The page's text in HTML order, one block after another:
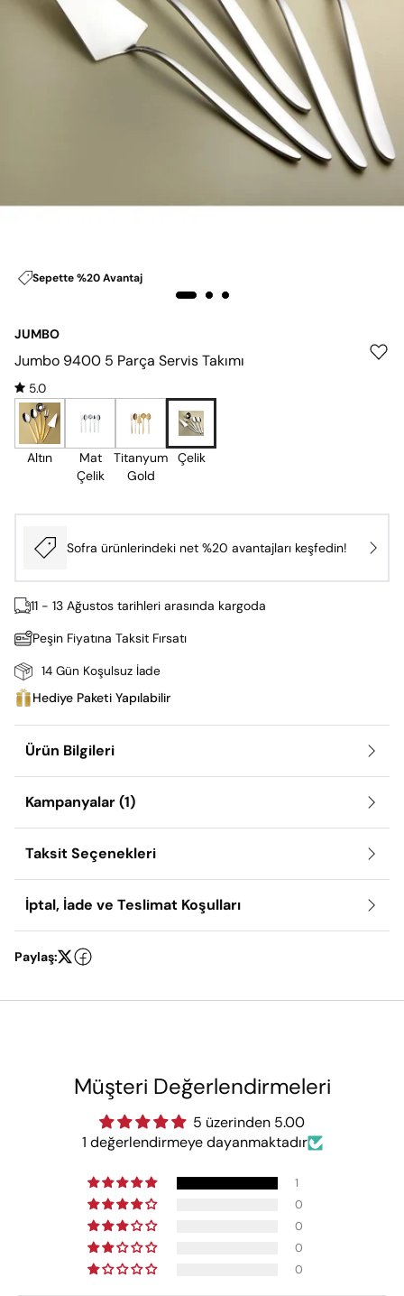
Sepette %20 Avantaj
JUMBO
Jumbo 9400 5 Parça Servis Takımı
5.0
Altın
Mat
Çelik
Titanyum
Gold
Çelik
Sofra ürünlerindeki net %20 avantajları keşfedin!
11 - 13 Ağustos tarihleri arasında kargoda
Peşin Fiyatına Taksit Fırsatı
14 Gün Koşulsuz İade
Hediye Paketi Yapılabilir
Ürün Bilgileri
Kampanyalar(1)
Taksit Seçenekleri
İptal, İade ve Teslimat Koşulları
Paylaş:
Müşteri Değerlendirmeleri
5 üzerinden 5.00
1 değerlendirmeye dayanmaktadır
1
0
0
0
0